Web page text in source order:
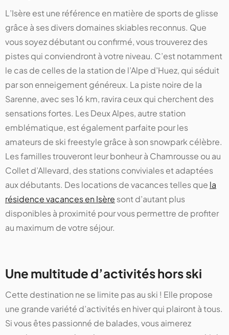
L’Isère est une référence en matière de sports de glisse
grâce à ses divers domaines skiables reconnus. Que
vous soyez débutant ou confirmé, vous trouverez des
pistes qui conviendront à votre niveau. C’est notamment
le cas de celles de la station de l’Alpe d’Huez, qui séduit
par son enneigement généreux. La piste noire de la
Sarenne, avec ses 16 km, ravira ceux qui cherchent des
sensations fortes. Les Deux Alpes, autre station
emblématique, est également parfaite pour les
amateurs de ski freestyle grâce à son snowpark célèbre.
Les familles trouveront leur bonheur à Chamrousse ou au
Collet d’Allevard, des stations conviviales et adaptées
aux débutants. Des locations de vacances telles que la
résidence vacances en Isère sont d’autant plus
disponibles à proximité pour vous permettre de profiter
au maximum de votre séjour.
Une multitude d’activités hors ski
Cette destination ne se limite pas au ski ! Elle propose
une grande variété d’activités en hiver qui plairont à tous.
Si vous êtes passionné de balades, vous aimerez